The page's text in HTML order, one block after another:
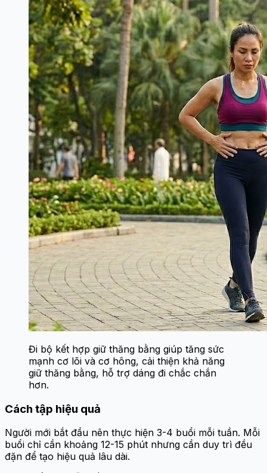
Đi bộ kết hợp giữ thăng bằng giúp tăng sức
mạnh cơ lõi và cơ hông, cải thiện khả năng
giữ thăng bằng, hỗ trợ dáng đi chắc chắn
hơn.
Cách tập hiệu quả
Người mới bắt đầu nên thực hiện 3-4 buổi mỗi tuần. Mỗi
buổi chỉ cần khoảng 12-15 phút nhưng cần duy trì đều
đặn để tạo hiệu quả lâu dài.